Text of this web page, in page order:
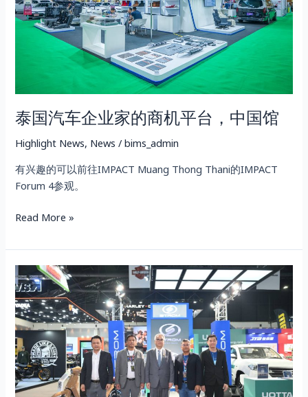
泰国汽车企业家的商机平台，中国馆
Highlight News, News /bims_admin
有兴趣的可以前往IMPACT Muang Thong Thani的IMPACT
Forum 4参观。
家
台，
中
馆
Read More »
Strom
进
军
电
动
摩
托
车